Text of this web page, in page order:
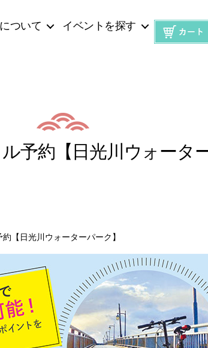
ついて イベントを探す
予約【日光川ウォータ
【日光川ウォーターパーク】